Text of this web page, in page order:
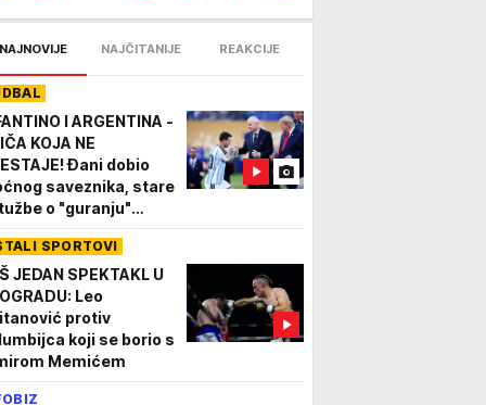
NAJNOVIJE NAJČITANIJE REAKCIJE
I ARGENTINA -
KOJA NE
Đani dobio
saveznika, stare
o "guranju"
SPORTOVI
JEDAN SPEKTAKL U
Leo
protiv
koji se borio s
Memićem